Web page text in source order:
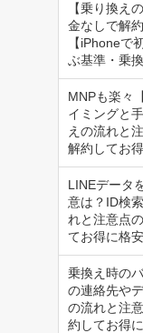
【乗り換え
金なしで解
【iPhoneで
ぶ基準・乗
MNPも楽々
イミングと
えの流れと
解約してお
LINEデータ
意は？ID検
れと注意点
てお得に格
乗換え時の
の連絡先や
の流れと注
約してお得